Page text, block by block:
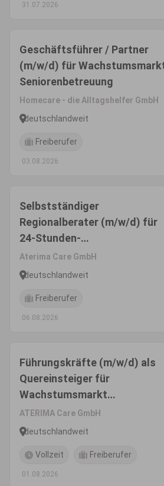
31.07.2026
Geschäftsführer / Partner
(m/w/d) für
Seniorenbetreuung
Homecare - die Alltagshelfer GmbH
deutschlandweit
Freiberufer
03.08.2026
Selbstständiger
Regionalberater (m/w/d) für
24-Stunden-
Seniorenbetreuungkonzept
Aterima Care GmbH
deutschlandweit
Freiberufer
06.08.2026
Führungskräfte (m/w/d) als
Quereinsteiger für
Wachstumsmarkt
Seniorenbetreuung
ATERIMA Care GmbH
deutschlandweit
Vollzeit Freiberufer
01.08.2026